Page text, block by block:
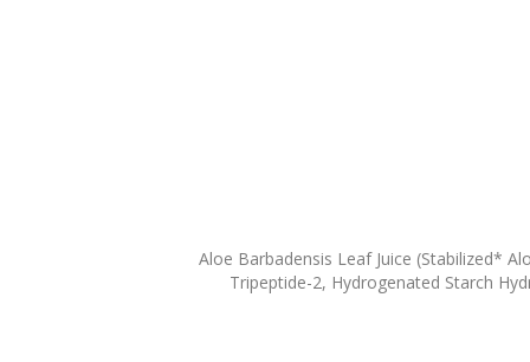
Aloe Barbadensis Leaf Juice (Stabilized*
Tripeptide-2, Hydrogenated Starch